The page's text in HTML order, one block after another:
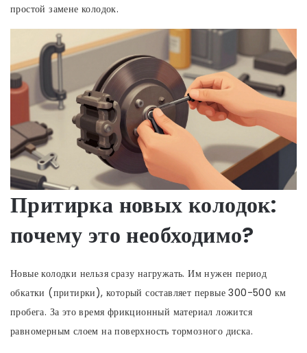
простой замене колодок.
Притирка новых колодок:
почему это необходимо?
Новые колодки нельзя сразу нагружать. Им нужен период
обкатки (притирки), который составляет первые 300-500 км
пробега. За это время фрикционный материал ложится
равномерным слоем на поверхность тормозного диска.